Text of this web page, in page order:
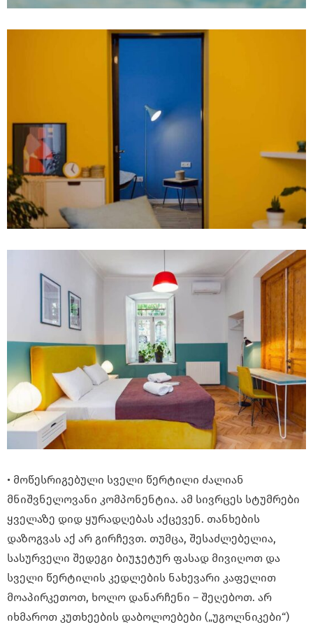
• მოწესრიგებული სველი წერტილი ძალიან
მნიშვნელოვანი კომპონენტია. ამ სივრცეს სტუმრები
ყველაზე დიდ ყურადღებას აქცევენ. თანხების
დაზოგვას აქ არ გირჩევთ. თუმცა, შესაძლებელია,
სასურველი შედეგი ბიუჯეტურ ფასად მივიღოთ და
სველი წერტილის კედლების ნახევარი კაფელით
მოაპირკეთოთ, ხოლო დანარჩენი – შეღებოთ. არ
იხმაროთ კუთხეების დაბოლოებები („უგოლნიკები“)